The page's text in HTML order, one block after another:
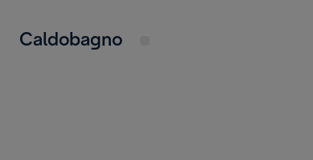
Caldobagno